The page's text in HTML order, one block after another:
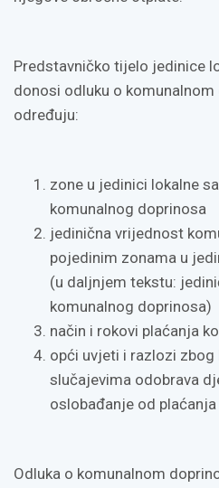
Predstavničko tijelo jedinice
donosi odluku o
određuju:
zone u jedinici lokalne
komunalnog doprinosa
jedinična vrijednost
pojedinim zonama u
(u daljnjem tekstu:
komunalnog doprinosa)
način i rokovi plaćanja
opći uvjeti i razlozi
slučajevima odobrava
oslobađanje od
Odluka o komunalnom